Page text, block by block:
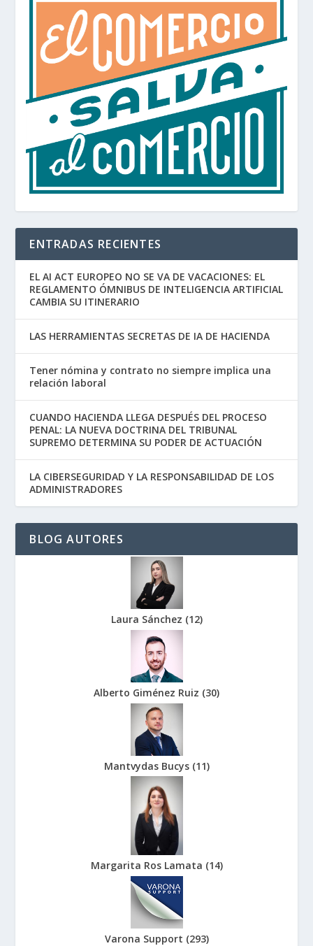
ENTRADAS RECIENTES
EL AI ACT EUROPEO NO SE VA DE VACACIONES: EL
REGLAMENTO ÓMNIBUS DE INTELIGENCIA ARTIFICIAL
CAMBIA SU ITINERARIO
LAS HERRAMIENTAS SECRETAS DE IA DE HACIENDA
Tener nómina y contrato no siempre implica una
relación laboral
CUANDO HACIENDA LLEGA DESPUÉS DEL PROCESO
PENAL: LA NUEVA DOCTRINA DEL TRIBUNAL
SUPREMO DETERMINA SU PODER DE ACTUACIÓN
LA CIBERSEGURIDAD Y LA RESPONSABILIDAD DE LOS
ADMINISTRADORES
BLOG AUTORES
Laura Sánchez (12)
Alberto Giménez Ruiz (30)
Mantvydas Bucys (11)
Margarita Ros Lamata (14)
Varona Support (293)